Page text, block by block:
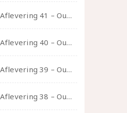
Ongehoord – Aflevering 41 – Ouwelui, een gesprek met Marcelle over polyamorie op latere leeftijd, (mantel)zorg voor je partners en seksueel plezier.
Ongehoord – Aflevering 40 – Ouwelui, een gesprek met Sadie Lune over vormende relaties en de geschiedenis van de queer pornobeweging
Ongehoord – Aflevering 39 – Ouwelui, een gesprek met Pepijn en Ivo over hun regenbooggezin, eigenzinnig ouder worden en Cruise Control
Ongehoord – Aflevering 38 – Ouwelui, een gesprek met vreer over behoefte aan geborgenheid en het behouden van je idealen